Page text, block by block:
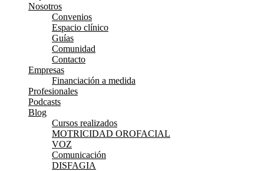
Nosotros
Convenios
Espacio clínico
Guías
Comunidad
Contacto
Empresas
Financiación a medida
Profesionales
Podcasts
Blog
Cursos realizados
MOTRICIDAD OROFACIAL
VOZ
Comunicación
DISFAGIA